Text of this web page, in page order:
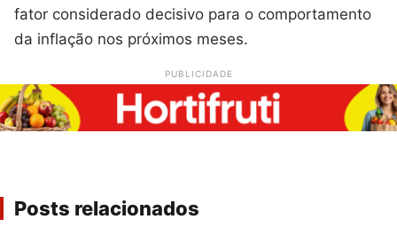
fator considerado decisivo para o comportamento
da inflação nos próximos meses.
PUBLICIDADE
Posts relacionados